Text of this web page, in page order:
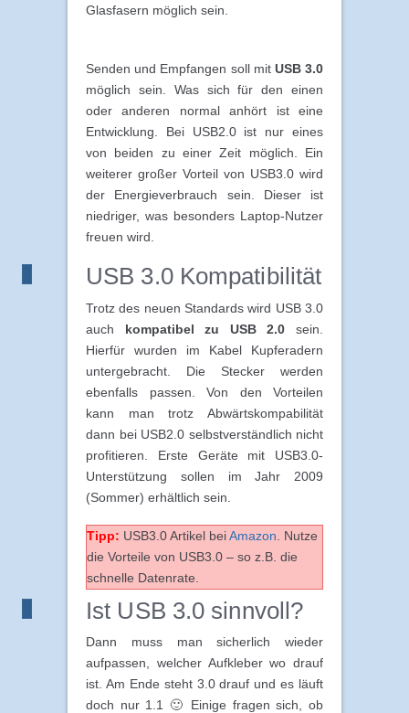
Glasfasern möglich sein.
Senden und Empfangen soll mit USB 3.0
möglich sein. Was sich für den einen
oder anderen normal anhört ist eine
Entwicklung. Bei USB2.0 ist nur eines
von beiden zu einer Zeit möglich. Ein
weiterer großer Vorteil von USB3.0 wird
der Energieverbrauch sein. Dieser ist
niedriger, was besonders Laptop-Nutzer
freuen wird.
USB 3.0 Kompatibilität
Trotz des neuen Standards wird USB 3.0
auch kompatibel zu USB 2.0 sein.
Hierfür wurden im Kabel Kupferadern
untergebracht. Die Stecker werden
ebenfalls passen. Von den Vorteilen
kann man trotz Abwärtskompabilität
dann bei USB2.0 selbstverständlich nicht
profitieren. Erste Geräte mit USB3.0-
Unterstützung sollen im Jahr 2009
(Sommer) erhältlich sein.
Tipp: USB3.0 Artikel beiAmazon . Nutze
die Vorteile von USB3.0 – so z.B. die
schnelle Datenrate.
Ist USB 3.0 sinnvoll?
Dann muss man sicherlich wieder
aufpassen, welcher Aufkleber wo drauf
ist. Am Ende steht 3.0 drauf und es läuft
doch nur 1.1 🙂 Einige fragen sich, ob